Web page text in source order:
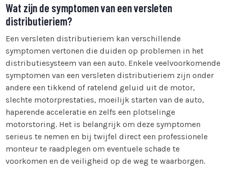
Wat zijn de symptomen van een versleten
distributieriem?
Een versleten distributieriem kan verschillende
symptomen vertonen die duiden op problemen in het
distributiesysteem van een auto. Enkele veelvoorkomende
symptomen van een versleten distributieriem zijn onder
andere een tikkend of ratelend geluid uit de motor,
slechte motorprestaties, moeilijk starten van de auto,
haperende acceleratie en zelfs een plotselinge
motorstoring. Het is belangrijk om deze symptomen
serieus te nemen en bij twijfel direct een professionele
monteur te raadplegen om eventuele schade te
voorkomen en de veiligheid op de weg te waarborgen.